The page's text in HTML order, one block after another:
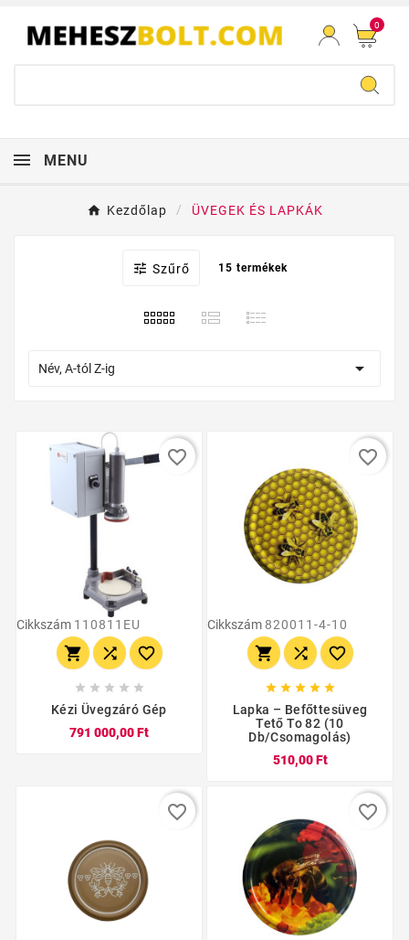
0
MENU
Kezdőlap ÜVEGEK ÉS LAPKÁK
 Szűrő 15 termékek
Név, A-tól Z-ig 
Cikkszám 110811EU
  
    
Kézi Üvegzáró Gép
791 000,00 Ft
favorite_border
Cikkszám 820011-4-10
  
    
Lapka – Befőttesüveg
Tető To 82 (10
Db/csomagolás)
510,00 Ft
favorite_border
favorite_border favorite_border